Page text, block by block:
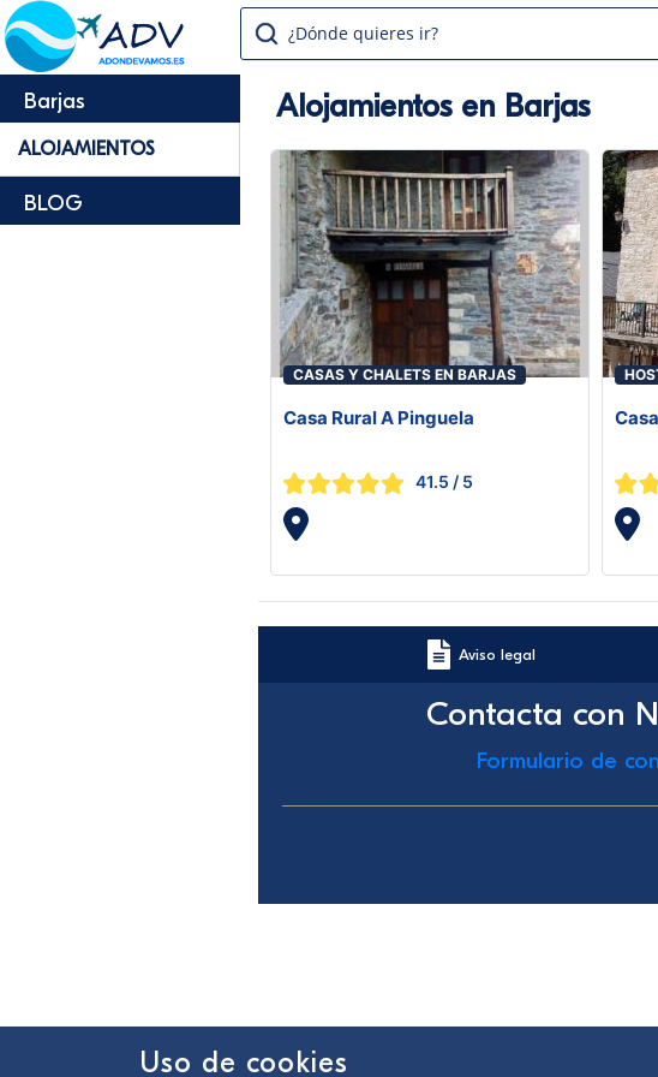
¿Dónde quieres ir?
Barjas
ALOJAMIENTOS
BLOG
Alojamientos en Barjas
CASAS Y CHALETS EN BARJAS
Casa Rural A Pinguela
41.5 / 5
Aviso legal
Contacta con
Formulario de
Uso de cookies